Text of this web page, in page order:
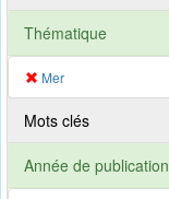
Thématique
Mer
Mots clés
Année de publication